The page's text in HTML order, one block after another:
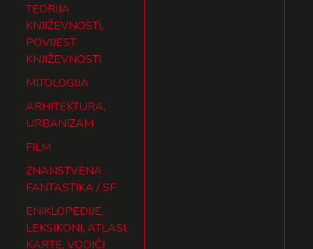
TEORIJA
KNJIŽEVNOSTI,
POVIJEST
KNJIŽEVNOSTI
MITOLOGIJA
ARHITEKTURA,
URBANIZAM
FILM
ZNANSTVENA
FANTASTIKA / SF
ENIKLOPEDIJE,
LEKSIKONI, ATLASI,
KARTE, VODIČI